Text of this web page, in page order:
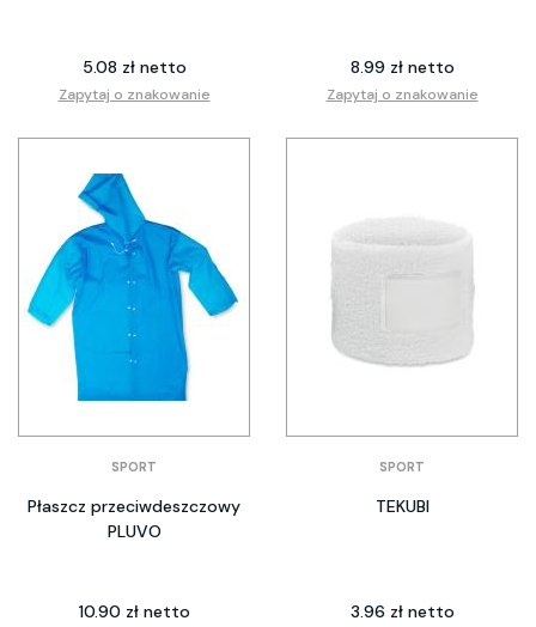
5.08 zł netto
Zapytaj o znakowanie
8.99 zł netto
Zapytaj o znakowanie
SPORT
Płaszcz przeciwdeszczowy
PLUVO
10.90 zł netto
SPORT
TEKUBI
3.96 zł netto